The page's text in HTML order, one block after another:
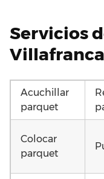
Servicios
Acuchillar
parquet
Colocar
parquet